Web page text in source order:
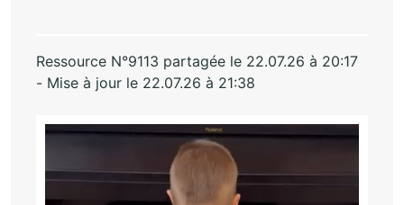
Ressource N°9113 partagée le 22.07.26 à 20:17
- Mise à jour le 22.07.26 à 21:38